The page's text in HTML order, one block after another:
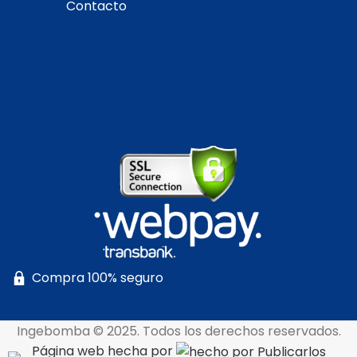
Contacto
Compra 100% seguro
Ingebomba © 2025. Todos los derechos reservados.
Página web hecha por